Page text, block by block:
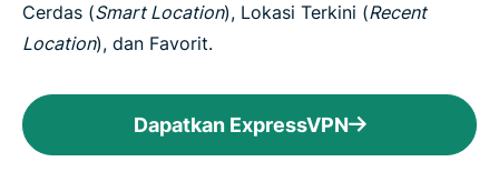
Cerdas (Smart Location), Lokasi Terkini (Recent
Location), dan Favorit.
Dapatkan ExpressVPN